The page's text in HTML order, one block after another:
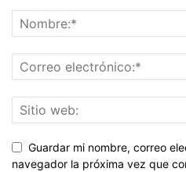
Guardar mi nombre, correo
navegador la próxima vez que